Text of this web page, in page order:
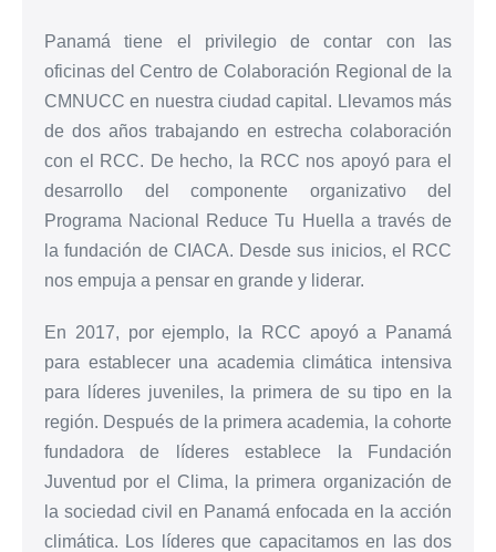
Panamá tiene el privilegio de contar con las
oficinas del Centro de Colaboración Regional de la
CMNUCC en nuestra ciudad capital. Llevamos más
de dos años trabajando en estrecha colaboración
con el RCC. De hecho, la RCC nos apoyó para el
desarrollo del componente organizativo del
Programa Nacional Reduce Tu Huella a través de
la fundación de CIACA. Desde sus inicios, el RCC
nos empuja a pensar en grande y liderar.
En 2017, por ejemplo, la RCC apoyó a Panamá
para establecer una academia climática intensiva
para líderes juveniles, la primera de su tipo en la
región. Después de la primera academia, la cohorte
fundadora de líderes establece la Fundación
Juventud por el Clima, la primera organización de
la sociedad civil en Panamá enfocada en la acción
climática. Los líderes que capacitamos en las dos